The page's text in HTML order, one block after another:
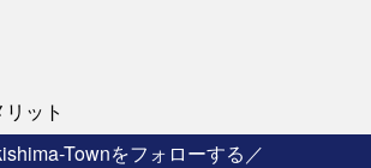
ット
Townをフォローする／